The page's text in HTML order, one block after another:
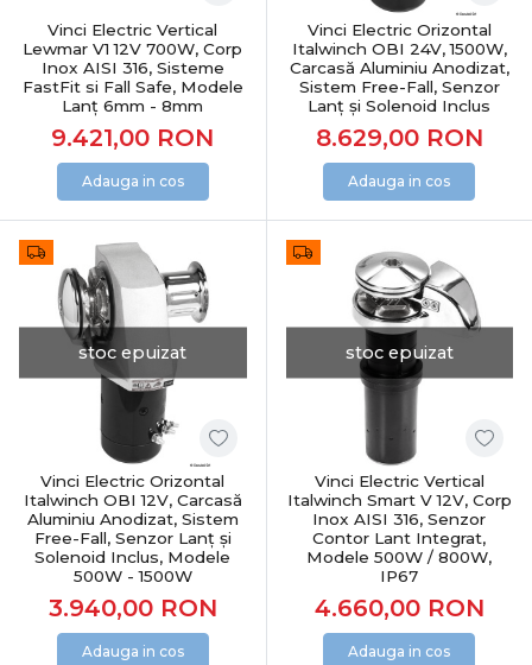
Vinci Electric Vertical
Lewmar V1 12V 700W, Corp
Inox AISI 316, Sisteme
FastFit si Fall Safe, Modele
Lanț 6mm - 8mm
9.421,00 RON
Adauga in cos
Vinci Electric Orizontal
Italwinch OBI 24V, 1500W,
Carcasă Aluminiu Anodizat,
Sistem Free-Fall, Senzor
Lanț și Solenoid Inclus
8.629,00 RON
Adauga in cos
stoc epuizat
Vinci Electric Orizontal
Italwinch OBI 12V, Carcasă
Aluminiu Anodizat, Sistem
Free-Fall, Senzor Lanț și
Solenoid Inclus, Modele
500W - 1500W
3.940,00 RON
Adauga in cos
stoc epuizat
Vinci Electric Vertical
Italwinch Smart V 12V, Corp
Inox AISI 316, Senzor
Contor Lant Integrat,
Modele 500W / 800W,
IP67
4.660,00 RON
Adauga in cos